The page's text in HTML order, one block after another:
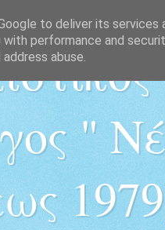
"
to deliver its services
with performance and
abuse.